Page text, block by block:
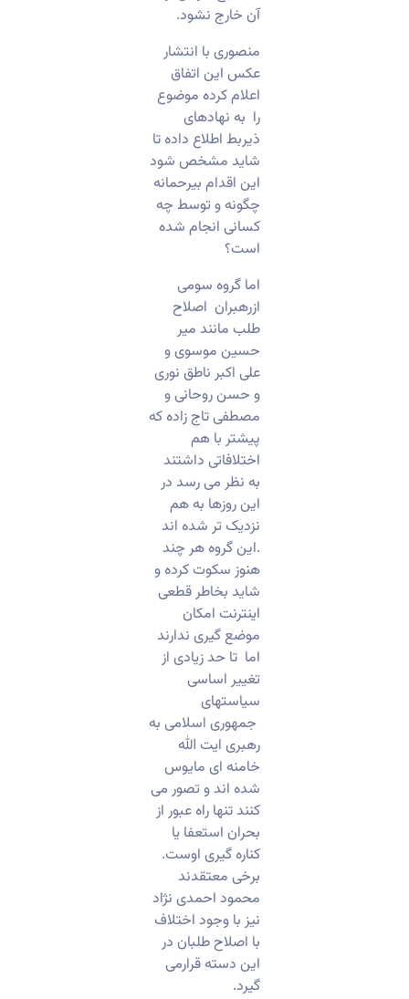
آن خارج نشود.
منصوری با انتشار
عکس این اتفاق
اعلام کرده موضوع
را به نهاد‌های
ذیربط اطلاع داده تا
شاید مشخص شود
این اقدام بیرحمانه
چگونه و توسط چه
کسانی انجام شده
است؟
اما گروه سومی
ازرهبران اصلاح
طلب مانند میر
حسین موسوی و
علی اکبر ناطق نوری
و حسن روحانی و
مصطفی تاج زاده که
پیشتر با هم
اختلافاتی داشتند
به نظر می رسد در
این روزها به هم
نزدیک تر شده اند
.این گروه هر چند
هنوز سکوت کرده و
شاید بخاطر قطعی
اینترنت امکان
موضع گیری ندارند
اما تا حد زیادی از
تغییر اساسی
سیاستهای
جمهوری اسلامی به
رهبری ایت الله
خامنه ای مایوس
شده اند و تصور می
کنند تنها راه عبور از
بحران استعفا یا
کناره گیری اوست.
برخی معتقدند
محمود احمدی نژاد
نیز با وجود اختلاف
با اصلاح طلبان در
این دسته قرارمی
گیرد.